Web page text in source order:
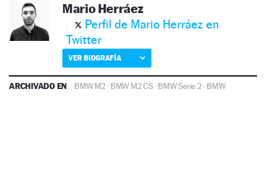
Mario Herráez
Perfil de Mario Herráez en
Twitter
VER BIOGRAFÍA
ARCHIVADO EN BMW M2 · BMW M2 CS·BMW Serie 2 · BMW